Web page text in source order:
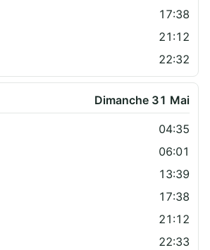
17:38
21:12
22:32
Dimanche 31 Mai
04:35
06:01
13:39
17:38
21:12
22:33